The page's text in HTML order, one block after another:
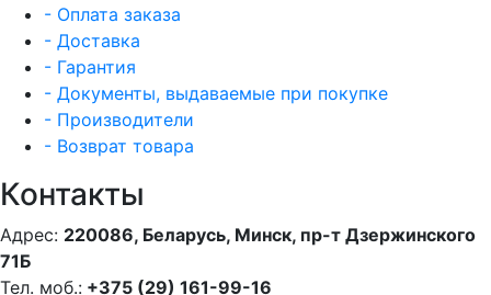
- Оплата заказа
- Доставка
- Гарантия
- Документы, выдаваемые при покупке
- Производители
- Возврат товара
Контакты
Адрес: 220086, Беларусь, Минск, пр-т Дзержинского
71Б
Тел. моб.: +375 (29) 161-99-16